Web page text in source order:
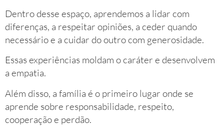
Dentro desse espaço, aprendemos a lidar com
diferenças, a respeitar opiniões, a ceder quando
necessário e a cuidar do outro com generosidade.
Essas experiências moldam o caráter e desenvolvem
a empatia.
Além disso, a família é o primeiro lugar onde se
aprende sobre responsabilidade, respeito,
cooperação e perdão.